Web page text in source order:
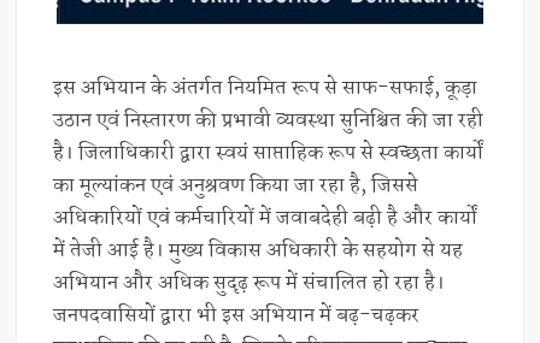
इस अभियान के अंतर्गत नियमित रूप से साफ-सफाई, कूड़ा
उठान एवं निस्तारण की प्रभावी व्यवस्था सुनिश्चित की जा रही
है। जिलाधिकारी द्वारा स्वयं साप्ताहिक रूप से स्वच्छता कार्यों
का मूल्यांकन एवं अनुश्रवण किया जा रहा है, जिससे
अधिकारियों एवं कर्मचारियों में जवाबदेही बढ़ी है और कार्यों
में तेजी आई है। मुख्य विकास अधिकारी के सहयोग से यह
अभियान और अधिक सुदृढ़ रूप में संचालित हो रहा है।
जनपदवासियों द्वारा भी इस अभियान में बढ़-चढ़कर